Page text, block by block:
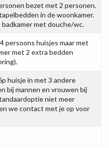
bezet met 2 personen.
in de woonkamer.
badkamer met douche/wc.
persoons huisjes maar met
met 2 extra bedden
huisje in met 3 andere
bij mannen en vrouwen bij
niet meer
we contact met je op voor